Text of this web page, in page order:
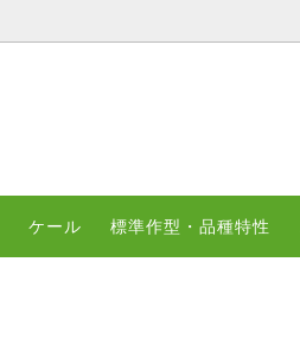
ケール 標準作型・品種特性